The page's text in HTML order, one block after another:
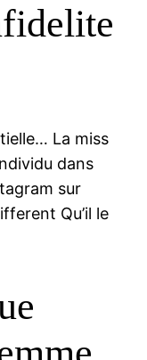
La miss
dans
sur
Qu’il le